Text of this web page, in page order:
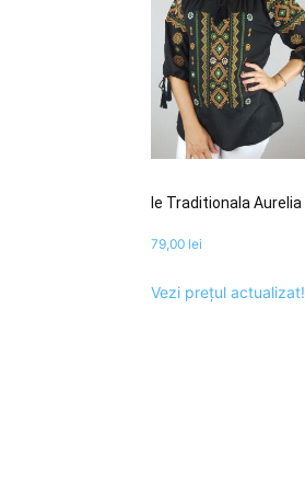
Ie Traditionala Aurelia
79,00 lei
Vezi prețul actualizat!